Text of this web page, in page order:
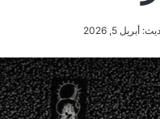
أبريل 5, 2026